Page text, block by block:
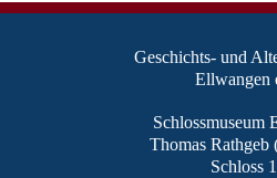
Geschichts- und
Ellwangen
Schlossmuseum
Thomas Rathgeb
Schloss